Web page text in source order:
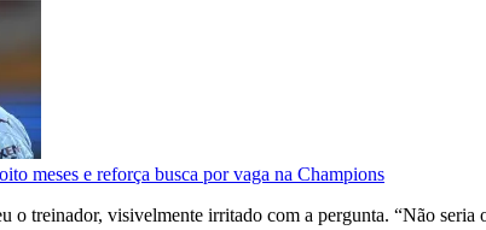
meses e reforça busca por vaga na Champions
o treinador, visivelmente irritado com a pergunta. “Não seria